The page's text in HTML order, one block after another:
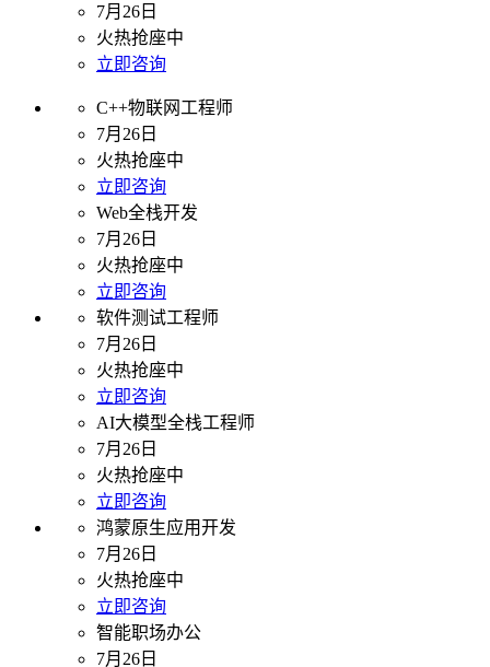
7月26日
火热抢座中
立即咨询
C++物联网工程师
7月26日
火热抢座中
立即咨询
Web全栈开发
7月26日
火热抢座中
立即咨询
软件测试工程师
7月26日
火热抢座中
立即咨询
AI大模型全栈工程师
7月26日
火热抢座中
立即咨询
鸿蒙原生应用开发
7月26日
火热抢座中
立即咨询
智能职场办公
7月26日